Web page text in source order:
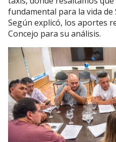
fundamental para la vida de
Según explicó, los aportes
Concejo para su análisis.